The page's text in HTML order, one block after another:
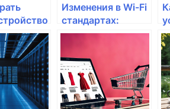
Wi-
Изменения в Wi-Fi
стандартах:
новые